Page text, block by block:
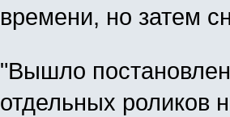
времени, но затем
"Вышло
отдельных роликов